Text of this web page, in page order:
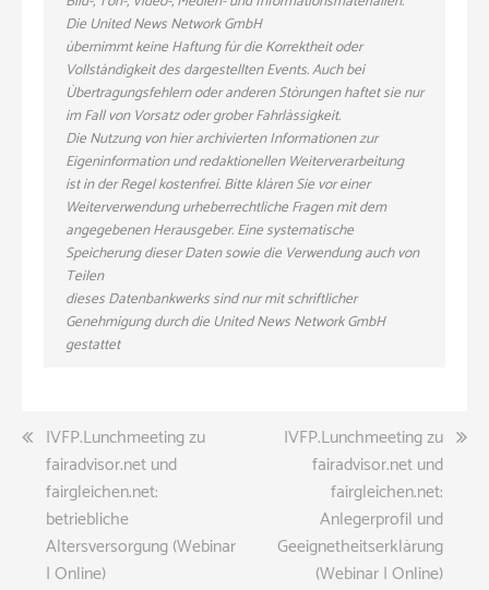
Die United News Network GmbH
übernimmt keine Haftung für die Korrektheit oder
Vollständigkeit des dargestellten Events. Auch bei
Übertragungsfehlern oder anderen Störungen haftet sie nur
im Fall von Vorsatz oder grober Fahrlässigkeit.
Die Nutzung von hier archivierten Informationen zur
Eigeninformation und redaktionellen Weiterverarbeitung
ist in der Regel kostenfrei. Bitte klären Sie vor einer
Weiterverwendung urheberrechtliche Fragen mit dem
angegebenen Herausgeber. Eine systematische
Speicherung dieser Daten sowie die Verwendung auch von
Teilen
dieses Datenbankwerks sind nur mit schriftlicher
Genehmigung durch die United News Network GmbH
gestattet
Beitragsnavigation
IVFP.Lunchmeeting zu
fairadvisor.net und
fairgleichen.net:
betriebliche
Altersversorgung (Webinar
| Online)
IVFP.Lunchmeeting zu
fairadvisor.net und
fairgleichen.net:
Anlegerprofil und
Geeignetheitserklärung
(Webinar | Online)